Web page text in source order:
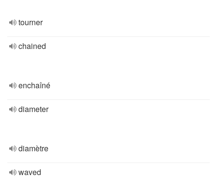
tourner
chained
enchaîné
diameter
diamètre
waved